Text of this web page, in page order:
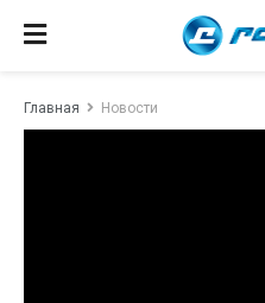
Главная Новости